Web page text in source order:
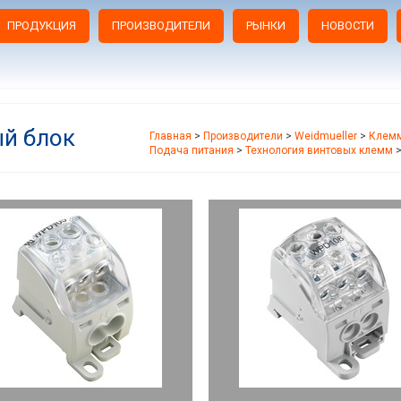
ПРОДУКЦИЯ ПРОИЗВОДИТЕЛИ РЫНКИ НОВОСТИ
блок Главная > Производители > Weidmueller >
Подача питания > Технология винтовых клемм